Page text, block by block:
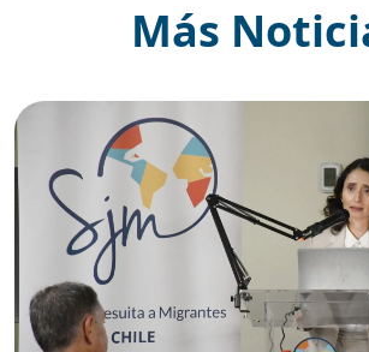
Más